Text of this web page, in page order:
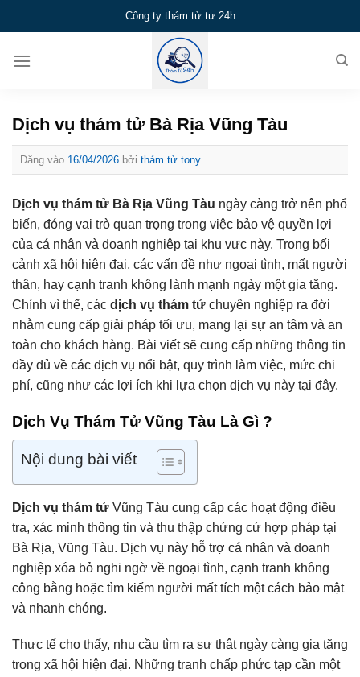
qua
dung
Công ty thám tử tư 24h
Dịch vụ thám tử Bà Rịa Vũng Tàu
Đăng vào 16/04/2026 bởi thám tử tony
Dịch vụ thám tử Bà Rịa Vũng Tàu ngày càng trở nên phổ
biến, đóng vai trò quan trọng trong việc bảo vệ quyền lợi
của cá nhân và doanh nghiệp tại khu vực này. Trong bối
cảnh xã hội hiện đại, các vấn đề như ngoại tình, mất người
thân, hay cạnh tranh không lành mạnh ngày một gia tăng.
Chính vì thế, các dịch vụ thám tử chuyên nghiệp ra đời
nhằm cung cấp giải pháp tối ưu, mang lại sự an tâm và an
toàn cho khách hàng. Bài viết sẽ cung cấp những thông tin
đầy đủ về các dịch vụ nổi bật, quy trình làm việc, mức chi
phí, cũng như các lợi ích khi lựa chọn dịch vụ này tại đây.
Dịch Vụ Thám Tử Vũng Tàu Là Gì ?
Nội dung bài viết
Dịch vụ thám tử Vũng Tàu cung cấp các hoạt động điều
tra, xác minh thông tin và thu thập chứng cứ hợp pháp tại
Bà Rịa, Vũng Tàu. Dịch vụ này hỗ trợ cá nhân và doanh
nghiệp xóa bỏ nghi ngờ về ngoại tình, cạnh tranh không
công bằng hoặc tìm kiếm người mất tích một cách bảo mật
và nhanh chóng.
Thực tế cho thấy, nhu cầu tìm ra sự thật ngày càng gia tăng
trong xã hội hiện đại. Những tranh chấp phức tạp cần một